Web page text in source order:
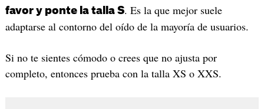
favor y ponte la talla S. Es la que mejor suele
adaptarse al contorno del oído de la mayoría de usuarios.
Si no te sientes cómodo o crees que no ajusta por
completo, entonces prueba con la talla XS o XXS.